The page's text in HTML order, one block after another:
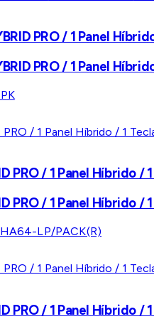
PRO / 1 Panel
PRO / 1 Panel
PRO / 1 Panel Híbrido
PRO / 1 Panel Híbrido
LP/PACK(R)
PRO / 1 Panel Híbrido